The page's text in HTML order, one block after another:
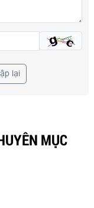
lại
MỤC